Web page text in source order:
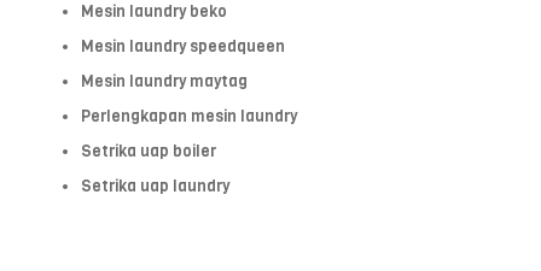
Mesin laundry beko
Mesin laundry speedqueen
Mesin laundry maytag
Perlengkapan mesin laundry
Setrika uap boiler
Setrika uap laundry